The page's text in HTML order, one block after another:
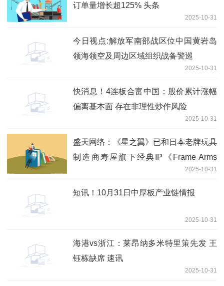
订单量增长超125% 头条
2025-10-31
今日视点:解放军南部战区位中国黄岩岛
领海领空及周边区域组织战备警巡
2025-10-31
快消息！4连板合富中国：股价累计涨幅
偏离基本面 存在非理性炒作风险
2025-10-31
盛天网络：《星之翼》已和日本老牌玩具
制造商寿屋旗下经典IP《Frame Arms
Girl》（机甲少女）以及知名模玩品牌
《大漫匠AniMester | 核金重构》系列展
2025-10-31
短讯！10月31日中厚板产业链情报
2025-10-31
海港vs浙江：莱昂纳多米特里策先发 王
钰栋缺席 速讯
2025-10-31